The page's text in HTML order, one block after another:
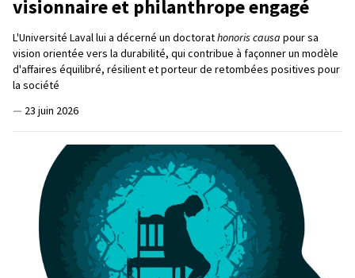
visionnaire et philanthrope engagé
L'Université Laval lui a décerné un doctorathonoris causa pour sa
vision orientée vers la durabilité, qui contribue à façonner un modèle
d'affaires équilibré, résilient et porteur de retombées positives pour
la société
— 23 juin 2026